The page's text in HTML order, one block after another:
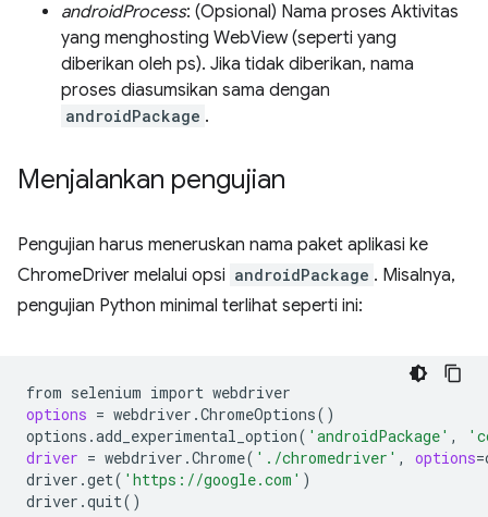
androidProcess: (Opsional) Nama proses Aktivitas
yang menghosting WebView (seperti yang
diberikan oleh ps). Jika tidak diberikan, nama
proses diasumsikan sama dengan
androidPackage .
Menjalankan pengujian
Pengujian harus meneruskan nama paket aplikasi ke
ChromeDriver melalui opsi androidPackage . Misalnya,
pengujian Python minimal terlihat seperti ini:
from selenium import
options = webdriver.ChromeOptions()
options.add_experimental_option( 'androidPackage' ,
driver = webdriver.Chrome( './chromedriver' , options=
driver.get( 'https://google.com' )
driver.quit()